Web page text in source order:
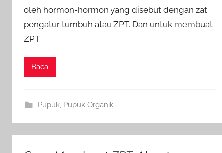
oleh hormon-hormon yang disebut dengan zat
pengatur tumbuh atau ZPT. Dan untuk membuat
ZPT
Baca
Pupuk, Pupuk Organik